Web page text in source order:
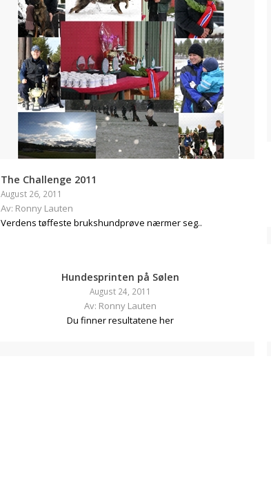
The Challenge 2011
August 26, 2011
Av: Ronny Lauten
Verdens tøffeste brukshundprøve nærmer seg..
Hundesprinten på Sølen
August 24, 2011
Av: Ronny Lauten
Du finner resultatene her